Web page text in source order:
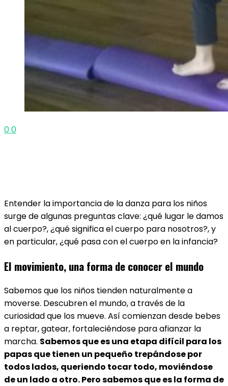
00
Entender la importancia de la danza para los niños
surge de algunas preguntas clave: ¿qué lugar le damos
al cuerpo?, ¿qué significa el cuerpo para nosotros?, y
en particular, ¿qué pasa con el cuerpo en la infancia?
El movimiento, una forma de conocer el mundo
Sabemos que los niños tienden naturalmente a
moverse. Descubren el mundo, a través de la
curiosidad que los mueve. Así comienzan desde bebes
a reptar, gatear, fortaleciéndose para afianzar la
marcha. Sabemos que es una etapa difícil para los
papas que tienen un pequeño trepándose por
todos lados, queriendo tocar todo, moviéndose
de un lado a otro. Pero sabemos que es la forma de